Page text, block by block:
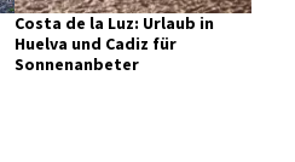
Costa de la Luz: Urlaub in
Huelva und Cadiz für
Sonnenanbeter